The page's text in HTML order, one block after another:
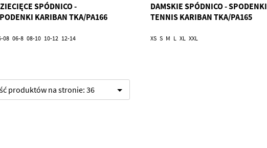
SPÓDNICO -
KARIBAN TKA/PA166
08 06-8 08-10 10-12 12-14
DAMSKIE SPÓDNICO - SPODENKI
TENNIS KARIBAN TKA/PA165
XS S M L XL XXL
produktów na stronie: 36